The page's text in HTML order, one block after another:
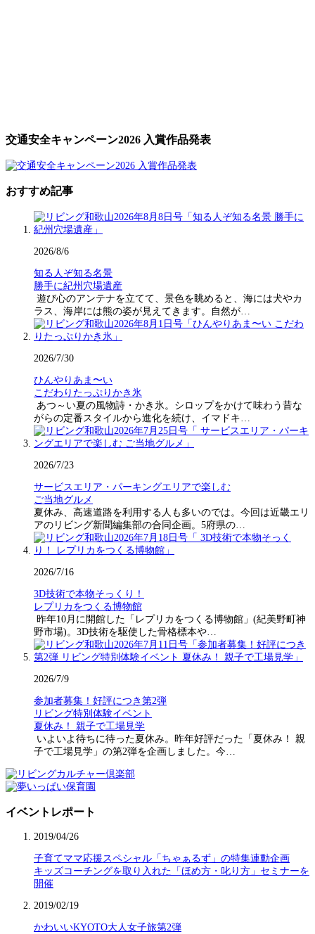
交通安全キャンペーン2026 入賞作品発表
おすすめ記事
2026/8/6
知る人ぞ知る名景
勝手に紀州穴場遺産
遊び心のアンテナを立てて、景色を眺めると、海には犬やカ
ラス、海岸には熊の姿が見えてきます。自然が…
2026/7/30
ひんやりあま〜い
こだわりたっぷりかき氷
あつ～い夏の風物詩・かき氷。シロップをかけて味わう昔な
がらの定番スタイルから進化を続け、イマドキ…
2026/7/23
サービスエリア・パーキングエリアで楽しむ
ご当地グルメ
夏休み、高速道路を利用する人も多いのでは。今回は近畿エリ
アのリビング新聞編集部の合同企画。5府県の…
2026/7/16
3D技術で本物そっくり！
レプリカをつくる博物館
昨年10月に開館した「レプリカをつくる博物館」(紀美野町神
野市場)。3D技術を駆使した骨格標本や…
2026/7/9
参加者募集！好評につき第2弾
リビング特別体験イベント
夏休み！ 親子で工場見学
いよいよ待ちに待った夏休み。昨年好評だった「夏休み！ 親
子で工場見学」の第2弾を企画しました。今…
イベントレポート
2019/04/26
子育てママ応援スペシャル「ちゃぁるず」の特集連動企画
キッズコーチングを取り入れた「ほめ方・叱り方」セミナーを
開催
2019/02/19
かわいいKYOTO大人女子旅第2弾